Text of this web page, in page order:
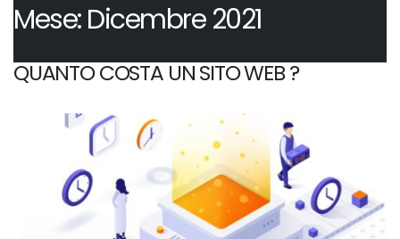
Mese:Dicembre 2021
QUANTO COSTA UN SITO WEB ?